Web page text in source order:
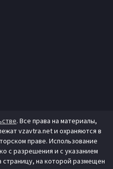
. Все права на материалы,
vzavtra.net и охраняются в
праве. Использование
с разрешения и с указанием
страницу, на которой размещен